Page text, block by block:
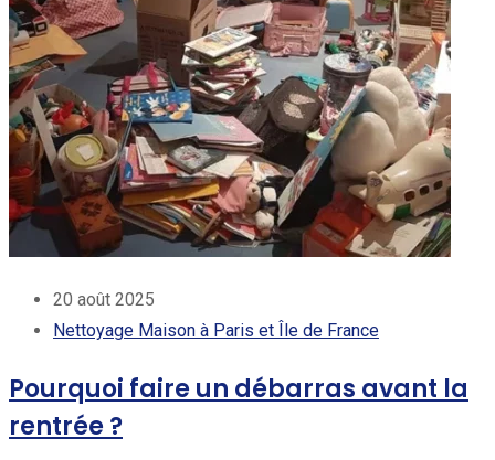
20 août 2025
Nettoyage Maison à Paris et Île de France
Pourquoi faire un débarras avant la
rentrée ?